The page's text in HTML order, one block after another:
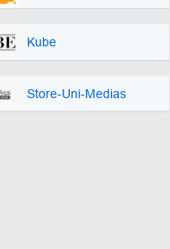
Kube
Store-Uni-Medias